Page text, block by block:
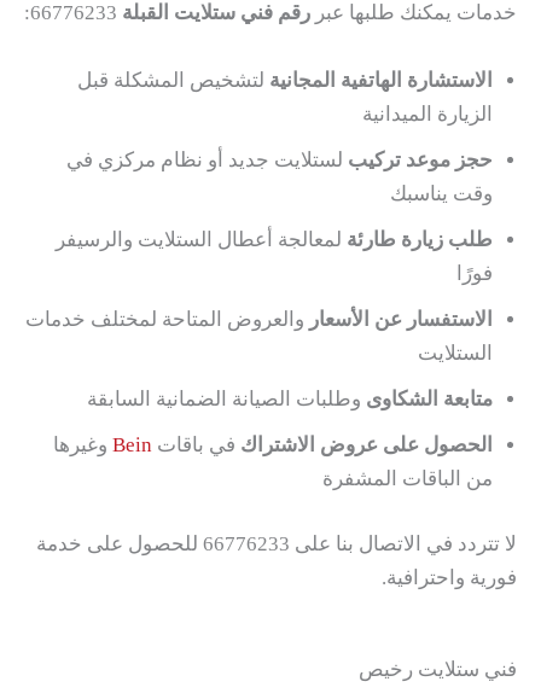
خدمات يمكنك طلبها عبر رقم فني ستلايت القبلة
الاستشارة الهاتفية المجانية لتشخيص المشكلة قبل
الزيارة الميدانية
حجز موعد تركيب لستلايت جديد أو نظام مركزي في
وقت يناسبك
طلب زيارة طارئة لمعالجة أعطال الستلايت والرسيفر
فورًا
الاستفسار عن الأسعار والعروض المتاحة لمختلف خدمات
الستلايت
متابعة الشكاوى وطلبات الصيانة الضمانية السابقة
الحصول على عروض الاشتراك في باقات Bein وغيرها
من الباقات المشفرة
لا تتردد في الاتصال بنا على 66776233 للحصول على خدمة
فورية واحترافية.
فني ستلايت رخيص